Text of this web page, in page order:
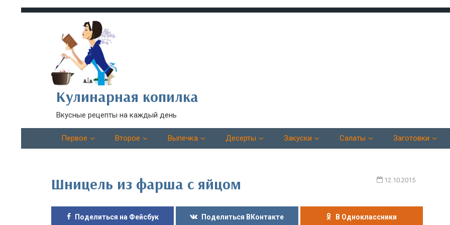
Кулинарная копилка
Вкусные рецепты на каждый день
Первое Второе Выпечка Десерты Закуски Салаты Заготовки
12.10.2015
Шницель из фарша с яйцом
Поделиться на Фейсбук Поделиться ВКонтакте В Одноклассники